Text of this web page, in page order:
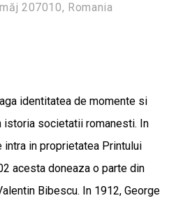
207010, Romania
identitatea de momente si
istoria societatii romanesti. In
intra in proprietatea Printului
acesta doneaza o parte din
Bibescu. In 1912, George